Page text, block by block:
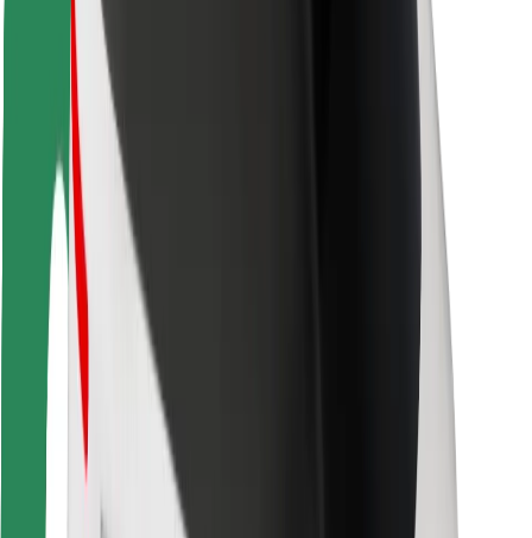
Segurança dos passageiros
Segurança dos motoristas
Segurança das trotinetes
Safety Lab
Cidades
Localizações
Soluções para as cidades
Aeroportos
Estações de carregamento da Bolt
Ajuda
Para passageiros
Para motoristas